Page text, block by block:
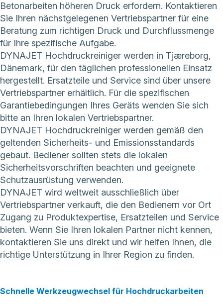
Betonarbeiten höheren Druck erfordern. Kontaktieren
Sie Ihren nächstgelegenen Vertriebspartner für eine
Beratung zum richtigen Druck und Durchflussmenge
für Ihre spezifische Aufgabe.
DYNAJET Hochdruckreiniger werden in Tjæreborg,
Dänemark, für den täglichen professionellen Einsatz
hergestellt. Ersatzteile und Service sind über unsere
Vertriebspartner erhältlich. Für die spezifischen
Garantiebedingungen Ihres Geräts wenden Sie sich
bitte an Ihren lokalen Vertriebspartner.
DYNAJET Hochdruckreiniger werden gemäß den
geltenden Sicherheits- und Emissionsstandards
gebaut. Bediener sollten stets die lokalen
Sicherheitsvorschriften beachten und geeignete
Schutzausrüstung verwenden.
DYNAJET wird weltweit ausschließlich über
Vertriebspartner verkauft, die den Bedienern vor Ort
Zugang zu Produktexpertise, Ersatzteilen und Service
bieten. Wenn Sie Ihren lokalen Partner nicht kennen,
kontaktieren Sie uns direkt und wir helfen Ihnen, die
richtige Unterstützung in Ihrer Region zu finden.
Schnelle Werkzeugwechsel für Hochdruckarbeiten